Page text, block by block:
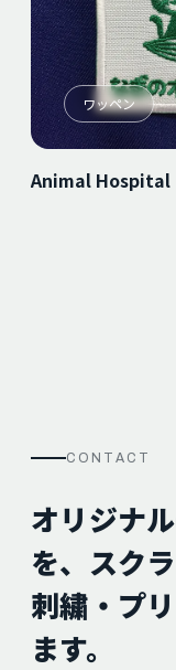
ワッペン
Animal Hospital
CONTACT
オリジナ
を、スク
刺繍・プ
ます。